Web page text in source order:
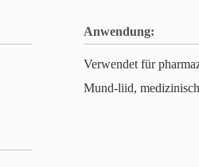
Anwendung:
Verwendet für
Mund-liid,